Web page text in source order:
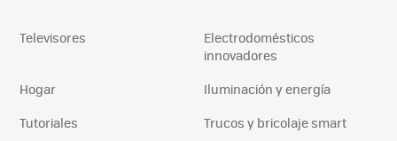
Televisores
Electrodomésticos
innovadores
Hogar
Iluminación y energía
Tutoriales
Trucos y bricolaje smart